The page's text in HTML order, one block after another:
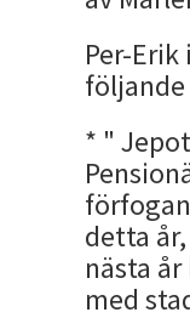
Per-
följande
* "
detta
nästa
med